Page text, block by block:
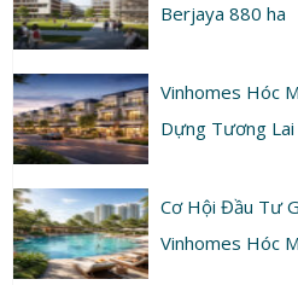
Berjaya 880 ha
Vinhomes Hóc
Dựng Tương Lai
Cơ Hội Đầu Tư
Vinhomes Hóc